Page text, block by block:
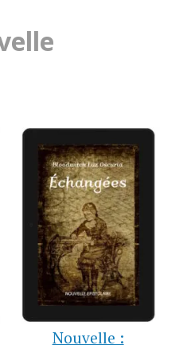
Nouvelle :